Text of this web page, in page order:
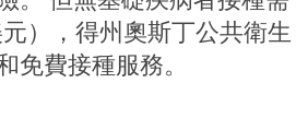
），得州奧斯丁公共衛生
免費接種服務。